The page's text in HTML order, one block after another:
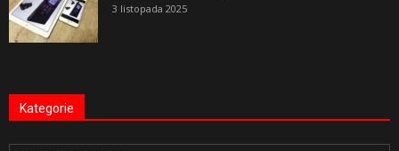
3 listopada 2025
Kategorie
Kategorie